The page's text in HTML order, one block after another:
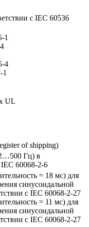
с IEC 60536
1
4
UL
of shipping)
Гц) в
IEC 60068-2-6
= 18 мс) для
синусоидальной
с IEC 60068-2-27
= 11 мс) для
синусоидальной
с IEC 60068-2-27